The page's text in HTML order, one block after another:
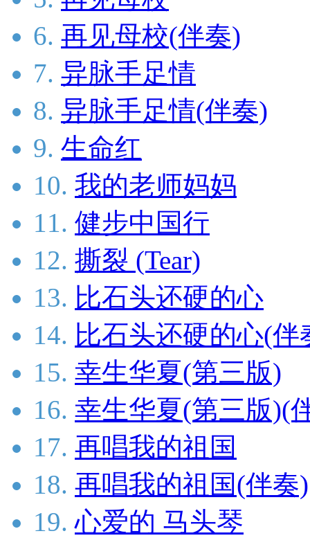
6. 再见母校(伴奏)
7. 异脉手足情
8. 异脉手足情(伴奏)
9. 生命红
10. 我的老师妈妈
11. 健步中国行
12. 撕裂 (Tear)
13. 比石头还硬的心
14. 比石头还硬的心(伴
15. 幸生华夏(第三版)
16. 幸生华夏(第三版)(
17. 再唱我的祖国
18. 再唱我的祖国(伴奏)
19. 心爱的 马头琴